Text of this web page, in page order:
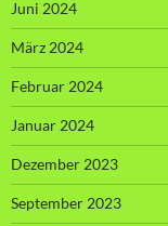
Juni 2024
März 2024
Februar 2024
Januar 2024
Dezember 2023
September 2023